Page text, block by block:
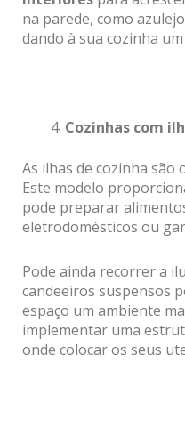
na parede, como
dando à sua cozinha
Cozinhas com
As ilhas de cozinha são
Este modelo
pode preparar
eletrodomésticos ou
Pode ainda recorrer a
candeeiros suspensos
espaço um ambiente
implementar uma
onde colocar os seus